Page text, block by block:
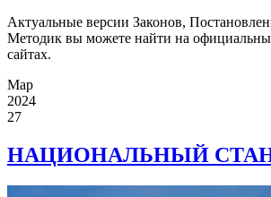
Актуальные версии Законов,
Методик вы можете найти на
сайтах.
Мар
2024
27
НАЦИОНАЛЬНЫЙ